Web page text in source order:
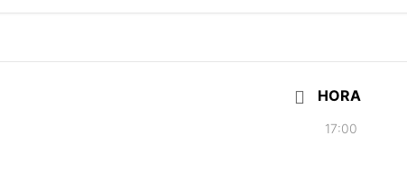
HORA
17:00